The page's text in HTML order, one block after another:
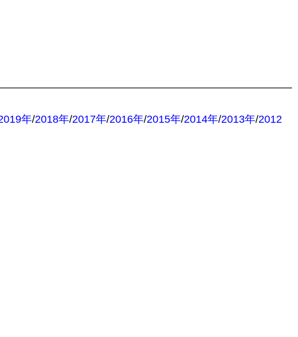
年/2018年/2017年/2016年/2015年/2014年/2013年/2012